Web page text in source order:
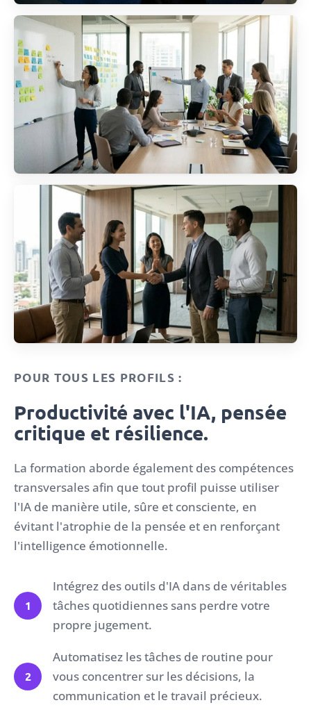
POUR TOUS LES PROFILS :
Productivité avec l'IA, pensée
critique et résilience.
La formation aborde également des compétences
transversales afin que tout profil puisse utiliser
l'IA de manière utile, sûre et consciente, en
évitant l'atrophie de la pensée et en renforçant
l'intelligence émotionnelle.
1
Intégrez des outils d'IA dans de véritables
tâches quotidiennes sans perdre votre
propre jugement.
2
Automatisez les tâches de routine pour
vous concentrer sur les décisions, la
communication et le travail précieux.